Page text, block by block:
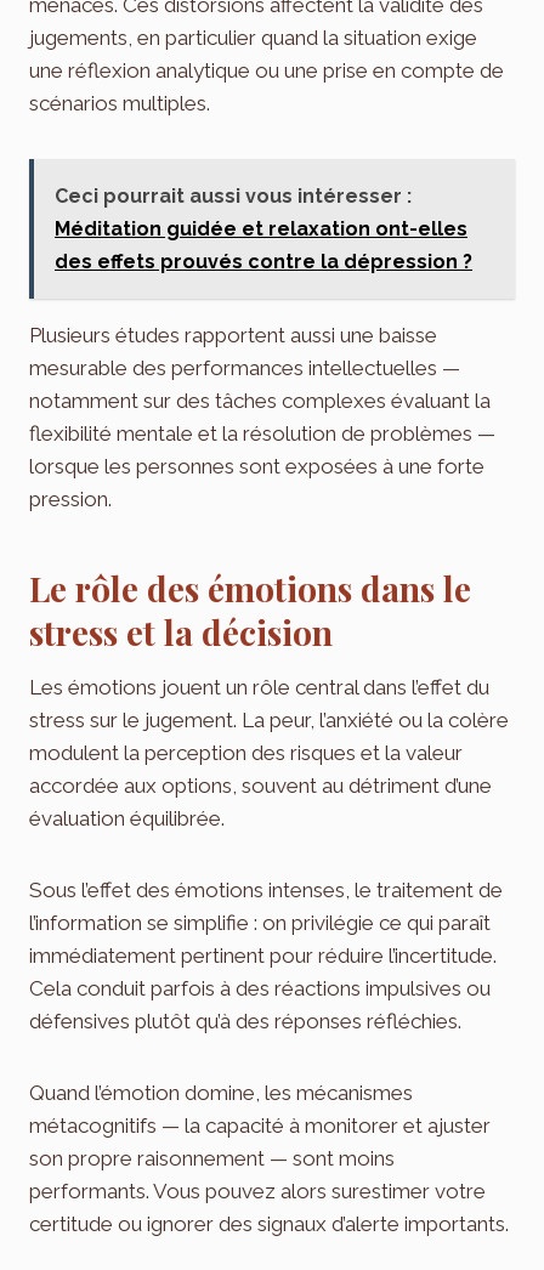
jugements, en particulier quand la situation exige
une réflexion analytique ou une prise en compte de
scénarios multiples.
Ceci pourrait aussi vous intéresser :
Méditation guidée et relaxation ont-elles
des effets prouvés contre la dépression ?
Plusieurs études rapportent aussi une baisse
mesurable des performances intellectuelles —
notamment sur des tâches complexes évaluant la
flexibilité mentale et la résolution de problèmes —
lorsque les personnes sont exposées à une forte
pression.
Le rôle des émotions dans le
stress et la décision
Les émotions jouent un rôle central dans l’effet du
stress sur le jugement. La peur, l’anxiété ou la colère
modulent la perception des risques et la valeur
accordée aux options, souvent au détriment d’une
évaluation équilibrée.
Sous l’effet des émotions intenses, le traitement de
l’information se simplifie : on privilégie ce qui paraît
immédiatement pertinent pour réduire l’incertitude.
Cela conduit parfois à des réactions impulsives ou
défensives plutôt qu’à des réponses réfléchies.
Quand l’émotion domine, les mécanismes
métacognitifs — la capacité à monitorer et ajuster
son propre raisonnement — sont moins
performants. Vous pouvez alors surestimer votre
certitude ou ignorer des signaux d’alerte importants.